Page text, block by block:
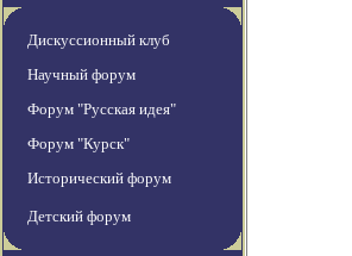
Дискуссионный клуб
Научный форум
Форум "Русская идея"
Форум "Курск"
Исторический форум
Детский форум